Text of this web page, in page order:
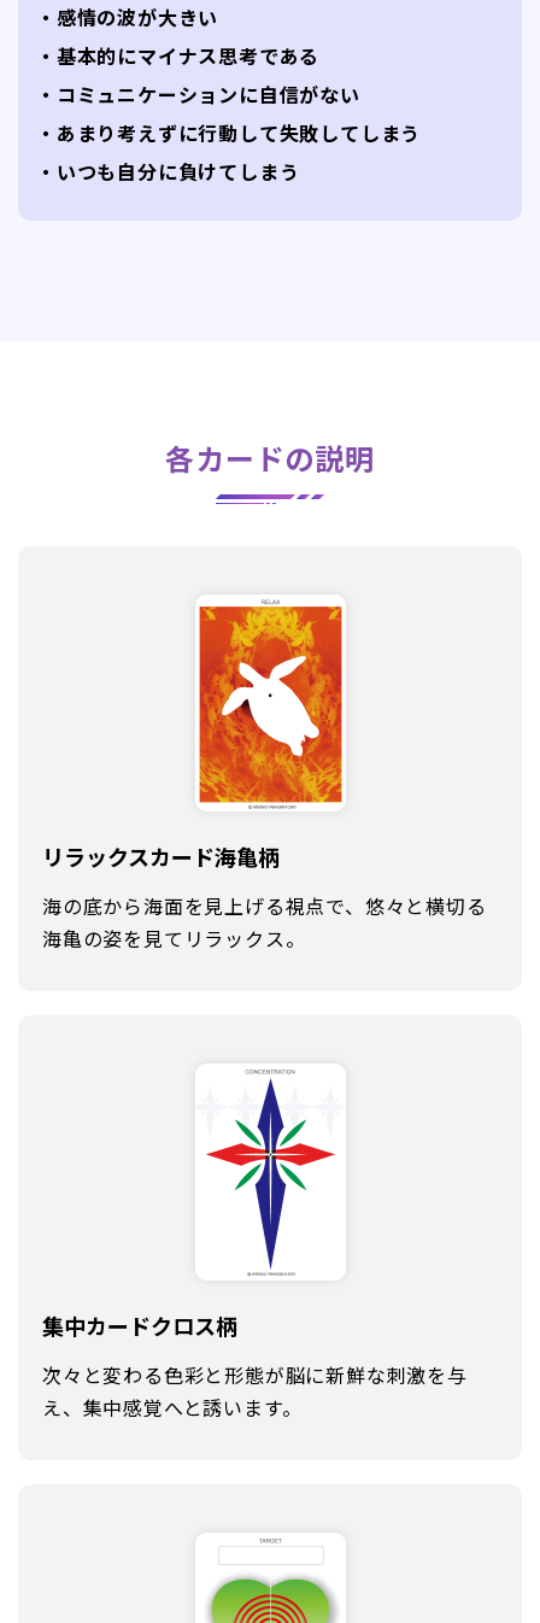
・感情の波が大きい
・基本的にマイナス思考である
・コミュニケーションに自信がない
・あまり考えずに行動して失敗してしまう
・いつも自分に負けてしまう
各カードの説明
リラックスカード海亀柄
海の底から海面を見上げる視点で、悠々と横切る
海亀の姿を見てリラックス。
集中カードクロス柄
次々と変わる色彩と形態が脳に新鮮な刺激を与
え、集中感覚へと誘います。